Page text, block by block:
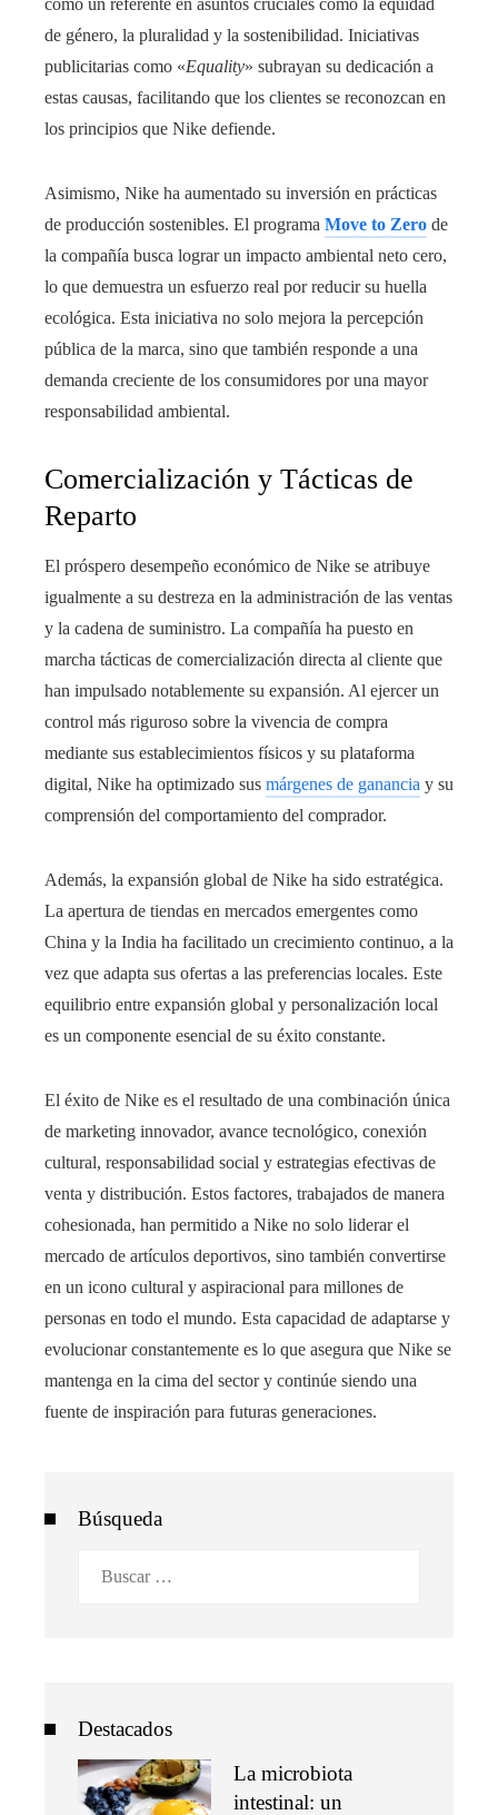
de género, la pluralidad y la sostenibilidad. Iniciativas
publicitarias como «Equality» subrayan su dedicación a
estas causas, facilitando que los clientes se reconozcan en
los principios que Nike defiende.
Asimismo, Nike ha aumentado su inversión en prácticas
de producción sostenibles. El programa Move to Zero de
la compañía busca lograr un impacto ambiental neto cero,
lo que demuestra un esfuerzo real por reducir su huella
ecológica. Esta iniciativa no solo mejora la percepción
pública de la marca, sino que también responde a una
demanda creciente de los consumidores por una mayor
responsabilidad ambiental.
Comercialización y Tácticas de
Reparto
El próspero desempeño económico de Nike se atribuye
igualmente a su destreza en la administración de las ventas
y la cadena de suministro. La compañía ha puesto en
marcha tácticas de comercialización directa al cliente que
han impulsado notablemente su expansión. Al ejercer un
control más riguroso sobre la vivencia de compra
mediante sus establecimientos físicos y su plataforma
digital, Nike ha optimizado sus márgenes de ganancia y su
comprensión del comportamiento del comprador.
Además, la expansión global de Nike ha sido estratégica.
La apertura de tiendas en mercados emergentes como
China y la India ha facilitado un crecimiento continuo, a la
vez que adapta sus ofertas a las preferencias locales. Este
equilibrio entre expansión global y personalización local
es un componente esencial de su éxito constante.
El éxito de Nike es el resultado de una combinación única
de marketing innovador, avance tecnológico, conexión
cultural, responsabilidad social y estrategias efectivas de
venta y distribución. Estos factores, trabajados de manera
cohesionada, han permitido a Nike no solo liderar el
mercado de artículos deportivos, sino también convertirse
en un icono cultural y aspiracional para millones de
personas en todo el mundo. Esta capacidad de adaptarse y
evolucionar constantemente es lo que asegura que Nike se
mantenga en la cima del sector y continúe siendo una
fuente de inspiración para futuras generaciones.
Búsqueda
Destacados
La microbiota
intestinal: un